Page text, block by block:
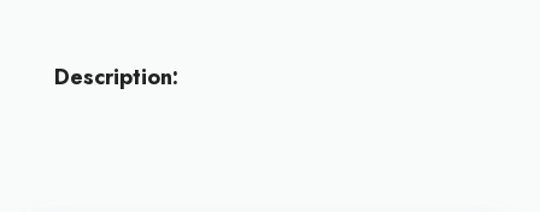
Description: